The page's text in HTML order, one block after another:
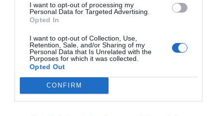
I want to opt-out of processing my
Personal Data for Targeted Advertising.
Opted In
I want to opt-out of Collection, Use,
Retention, Sale, and/or Sharing of my
Personal Data that Is Unrelated with the
Purposes for which it was collected.
Opted Out
CONFIRM
Mesterséges intelligenciával
válhat hatékonyabbá a